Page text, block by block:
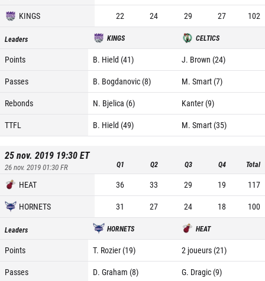
KINGS
22 24 29 27 102
Leaders KINGS CELTICS
Points B. Hield (41)
J. Brown (24)
Passes
B. Bogdanovic (8)
M. Smart (7)
Rebonds
N. Bjelica (6)
Kanter (9)
TTFL
B. Hield (49) M. Smart (35)
25 nov. 2019 19:30ET
26 nov. 2019 01:30FR Q1 Q2 Q3 Q4 Total
HEAT 36 33 29 19
117
HORNETS
31 27 24 18 100
Leaders HORNETS HEAT
Points T. Rozier (19)
2 joueurs (21)
Passes
D. Graham (8)
G. Dragic (9)